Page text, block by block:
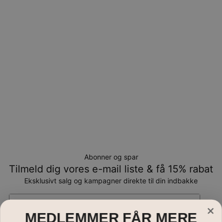
Abonner og spar
Tilmeld dig vores e-mail liste & få 15% rabat
Eksklusivt salg og kampagner direkte til din indbakke
MEDLEMMER FÅR MERE